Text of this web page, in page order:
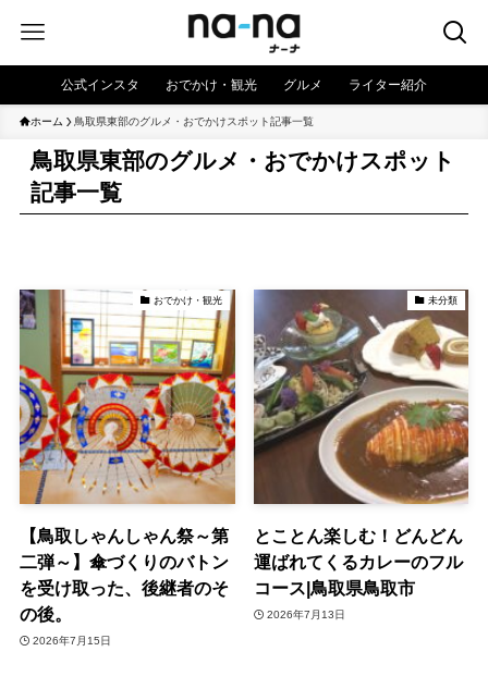
公式インスタ おでかけ・観光 グルメ ライター紹介
ホーム 鳥取県東部のグルメ・おでかけスポット記事一覧
鳥取県東部のグルメ・おでかけスポット
記事一覧
おでかけ・観光
【鳥取しゃんしゃん祭～第
二弾～】傘づくりのバトン
を受け取った、後継者のそ
の後。
2026年7月15日
未分類
とことん楽しむ！どんどん
運ばれてくるカレーのフル
コース|鳥取県鳥取市
2026年7月13日